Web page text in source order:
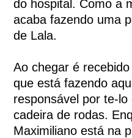
do hospital. Como a
acaba fazendo uma
de Lala.
Ao chegar é
que está fazendo
responsável por te-
cadeira de rodas.
Maximiliano está na